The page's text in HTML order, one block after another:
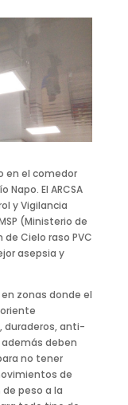
en el comedor
El ARCSA
y Vigilancia
(Ministerio de
Cielo raso PVC
asepsia y
zonas donde el
duraderos, anti-
deben
no tener
de
peso a la